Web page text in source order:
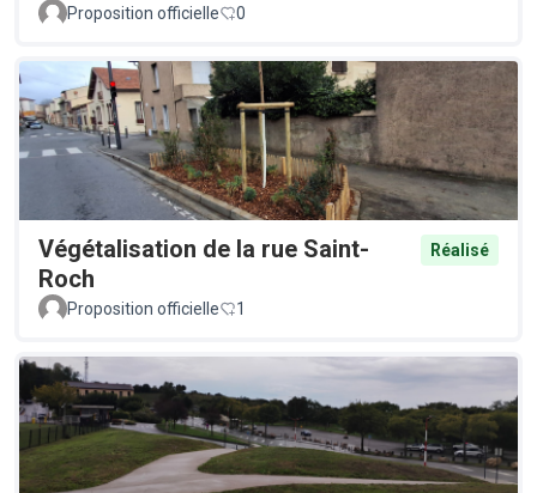
Proposition officielle 0
Végétalisation de la rue Saint-
Roch
Réalisé
Proposition officielle 1